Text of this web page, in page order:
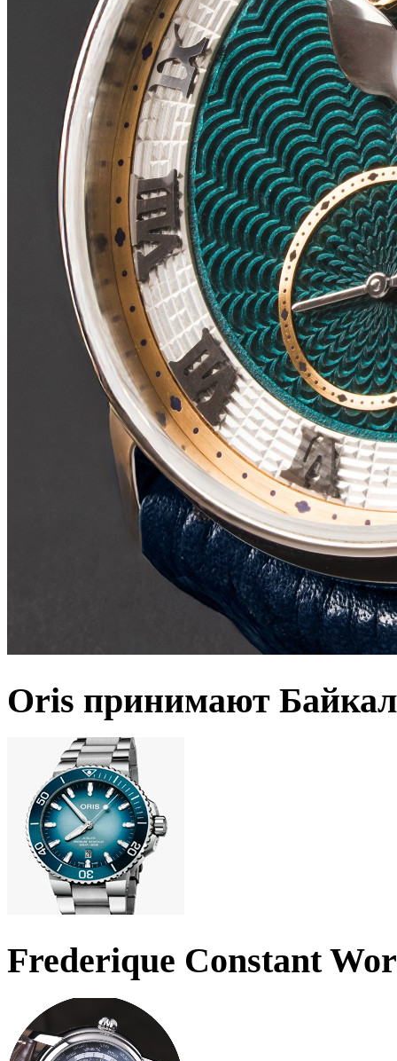
Oris принимают
Frederique Constant